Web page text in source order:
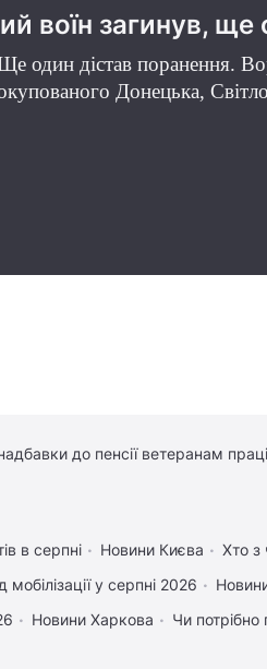
воїн загинув,
дістав поранення.
Донецька,
до пенсії ветеранам праці
в серпні Новини Києва
Хто з
у серпні 2026
Новини Харкова
Чи потрібно